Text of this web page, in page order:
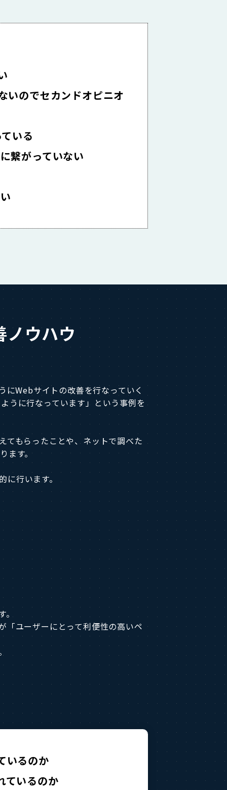
いのでセカンドオピニオ
いる
繋がっていない
ウハウ
にWebサイトの改善を行なっていく
うに行なっています」という事例を
てもらったことや、ネットで調べた
ます。
行います。
。
ユーザーにとって利便性の高いペ
いるのか
ているのか